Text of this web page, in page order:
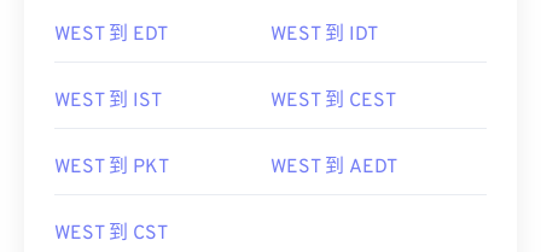
WEST 到 EDT WEST 到 IDT
WEST 到 IST WEST 到 CEST
WEST 到 PKT WEST 到 AEDT
WEST 到 CST